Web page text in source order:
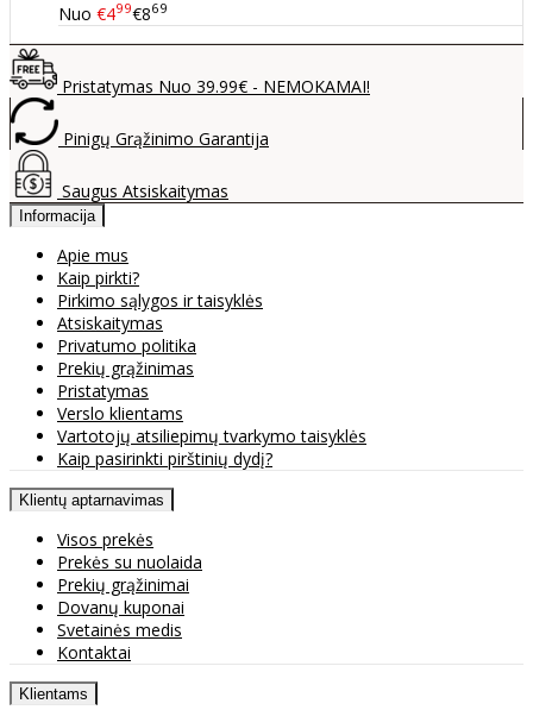
Nuo €499€869
Pristatymas Nuo 39.99€ - NEMOKAMAI!
Pinigų Grąžinimo Garantija
Saugus Atsiskaitymas
Informacija
Apie mus
Kaip pirkti?
Pirkimo sąlygos ir taisyklės
Atsiskaitymas
Privatumo politika
Prekių grąžinimas
Pristatymas
Verslo klientams
Vartotojų atsiliepimų tvarkymo taisyklės
Kaip pasirinkti pirštinių dydį?
Klientų aptarnavimas
Visos prekės
Prekės su nuolaida
Prekių grąžinimai
Dovanų kuponai
Svetainės medis
Kontaktai
Klientams